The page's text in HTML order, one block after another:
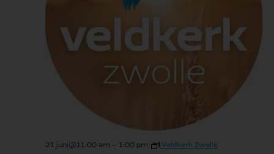
21 juni@11:00 am - 1:00 pm Veldkerk Zwolle